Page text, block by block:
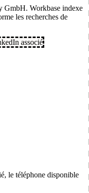
GmbH. Workbase indexe
les recherches de
associé
le téléphone disponible